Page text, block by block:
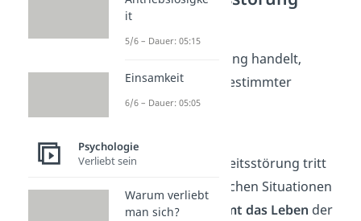
Ob es sich um eine
Persönlichkeitsstörung handelt,
kannst du anhand bestimmter
Kriterienerkennen:
Dauer
Eine Persönlichkeitsstörung tritt
nicht nur in manchen Situationen
auf – sie bestimmt das Leben der
it
5/6 – Dauer: 05:15
Einsamkeit
6/6 – Dauer: 05:05
Psychologie
Verliebt sein
Warum verliebt
man sich?